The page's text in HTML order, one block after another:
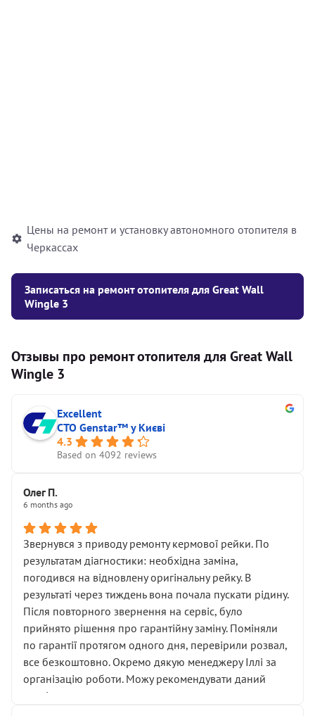
Цены на ремонт и установку автономного отопителя в
Черкассах
Записаться на ремонт отопителя для Great Wall
Wingle 3
Отзывы про ремонт отопителя для Great Wall
Wingle 3
Excellent
СТО Genstar™ у Києві
4.3
Based on 4092 reviews
Олег П.
6 months ago
Звернувся з приводу ремонту кермової рейки. По
результатам діагностики: необхідна заміна,
погодився на відновлену оригінальну рейку. В
результаті через тиждень вона почала пускати рідину.
Після повторного звернення на сервіс, було
прийнято рішення про гарантійну заміну. Поміняли
по гарантії протягом одного дня, перевірили розвал,
все безкоштовно. Окремо дякую менеджеру Іллі за
організацію роботи. Можу рекомендувати даний
сервіс.